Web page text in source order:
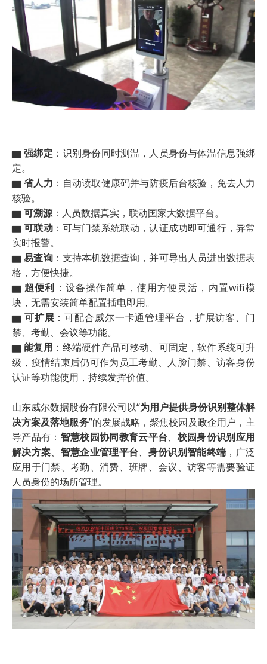
▆ 强绑定 ：识别身份同时测温，人员身份与体温信息强绑
定。
▆ 省人力 ：自动读取健康码并与防疫后台核验，免去人力
核验。
▆ 可溯源：人员数据真实，联动国家大数据平台。
▆ 可联动：可与门禁系统联动，认证成功即可通行，异常
实时报警。
▆ 易查询：支持本机数据查询，并可导出人员进出数据表
格，方便快捷。
▆ 超便利 ：设备操作简单，使用方便灵活，内置wifi模
块，无需安装简单配置插电即用。
▆ 可扩展 ：可配合威尔一卡通管理平台，扩展访客、门
禁、考勤、会议等功能。
▆ 能复用 ：终端硬件产品可移动、可固定，软件系统可升
级，疫情结束后仍可作为员工考勤、人脸门禁、访客身份
认证等功能使用，持续发挥价值。
山东威尔数据股份有限公司以“为用户提供身份识别整体解
决方案及落地服务”的发展战略，聚焦校园及政企用户，主
导产品有： 智慧校园协同教育云平台、 校园身份识别应用
解决方案、 智慧企业管理平台、 身份识别智能终端 ，广泛
应用于门禁、考勤、消费、班牌、会议、访客等需要验证
人员身份的场所管理。